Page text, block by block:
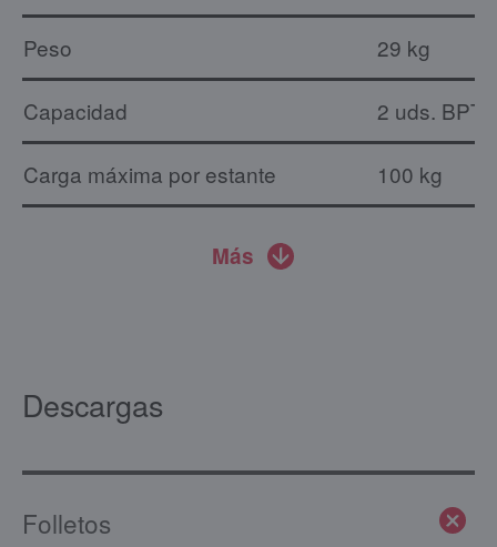
Peso 29 kg
Capacidad 2 uds. BPT
Carga máxima por estante 100 kg
Más
Descargas
Folletos